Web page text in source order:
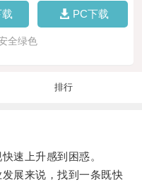
PC下载
全绿色
排行
速上升感到困惑。
展来说，找到一条既快